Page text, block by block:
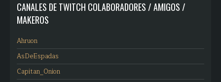
CANALES DE TWITCH COLABORADORES / AMIGOS /
MAKEROS
Ahruon
AsDeEspadas
Capitan_Onion